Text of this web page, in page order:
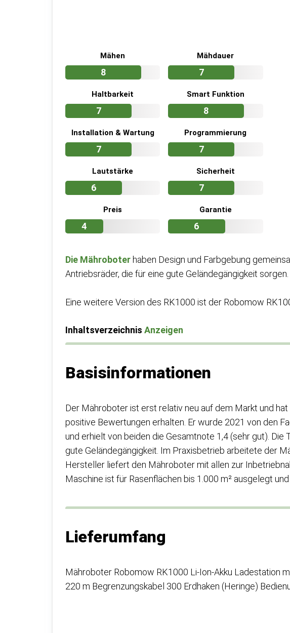
Mähen
8
Mähdauer
7
Haltbarkeit
7
Smart Funktion
8
Installation & Wartung
7
Programmierung
7
Lautstärke
6
Sicherheit
7
Preis
4
Garantie
6
Die Mähroboterhaben Design und Farbgebung
Antriebsräder, die für eine gute Geländegängigkeit sorgen.
Eine weitere Version des RK1000 ist der Robomow
Inhaltsverzeichnis Anzeigen
Basisinformationen
Der Mähroboter ist erst relativ neu auf dem Markt und
positive Bewertungen erhalten. Er wurde 2021 von den
und erhielt von beiden die Gesamtnote 1,4 (sehr gut).
gute Geländegängigkeit. Im Praxisbetrieb arbeitete der
Hersteller liefert den Mähroboter mit allen zur
Maschine ist für Rasenflächen bis 1.000 m² ausgelegt
Lieferumfang
Mähroboter Robomow RK1000 Li-Ion-Akku Ladestation
220 m Begrenzungskabel 300 Erdhaken (Heringe)